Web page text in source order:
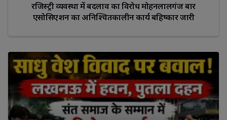
रजिस्ट्री व्यवस्था में बदलाव का विरोध मोहनलालगंज बार
एसोसिएशन का अनिश्चितकालीन कार्य बहिष्कार जारी